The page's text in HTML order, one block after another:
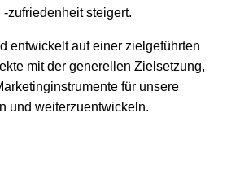
zufriedenheit steigert.
entwickelt auf einer zielgeführten
mit der generellen Zielsetzung,
für unsere
und weiterzuentwickeln.